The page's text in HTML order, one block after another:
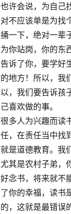
也许会说，为自己
对不应该单是为找
捅一下，绝对一辈
为你站岗，你的东
告诉了你，要学好
的地方！所以，我
以，我们要告诉孩
己喜欢做的事。
很多人为兴趣而读
任，在责任当中找
就是道德教育。我
尤其是农村子弟，
好念书，将来就不
了你的幸福，读书
的，这就是最错误